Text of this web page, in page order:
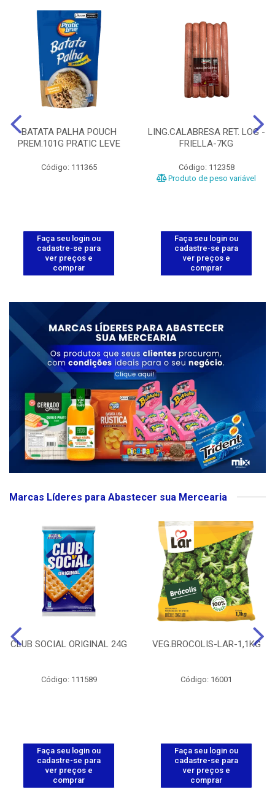
BATATA PALHA POUCH
PREM.101G PRATIC LEVE
Código: 111365
Faça seu login ou
cadastre-se para
ver preços e
comprar
LING.CALABRESA RET. LOG -
FRIELLA-7KG
Código: 112358
Produto de peso variável
Faça seu login ou
cadastre-se para
ver preços e
comprar
Marcas Líderes para Abastecer sua Mercearia
CLUB SOCIAL ORIGINAL 24G
Código: 111589
Faça seu login ou
cadastre-se para
ver preços e
comprar
VEG.BROCOLIS-LAR-1,1KG
Código: 16001
Faça seu login ou
cadastre-se para
ver preços e
comprar